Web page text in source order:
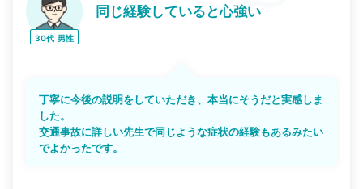
30代 男性
同じ経験していると心強い
丁寧に今後の説明をしていただき、本当にそうだと実感しま
した。
交通事故に詳しい先生で同じような症状の経験もあるみたい
でよかったです。